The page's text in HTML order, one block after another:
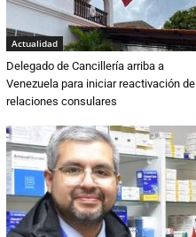
Actualidad
Delegado de Cancillería arriba a
Venezuela para iniciar reactivación de
relaciones consulares